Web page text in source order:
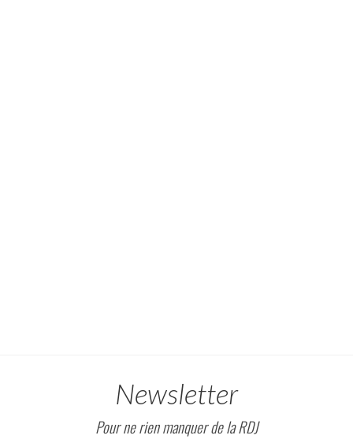
Newsletter
Pour ne rien manquer de la RDJ